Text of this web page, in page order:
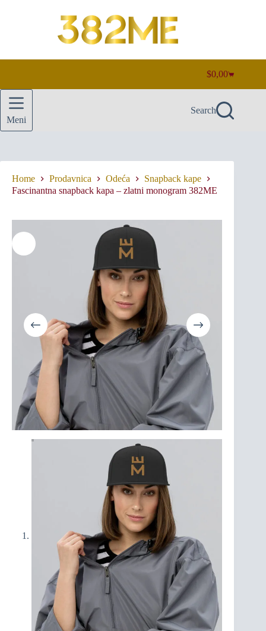
Shopping
cart
$0,00
Meni
Search
Home Prodavnica Odeća
Snapback kape
Fascinantna snapback kapa – zlatni monogram 382ME